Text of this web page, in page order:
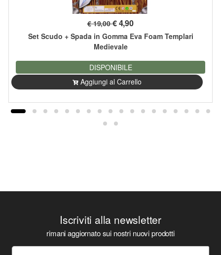
€ 19,00€4,90
Set Scudo + Spada in Gomma Eva Foam Templari
Medievale
DISPONIBILE
Aggiungi al Carrello
Iscriviti alla newsletter
rimani aggiornato sui nostri nuovi prodotti